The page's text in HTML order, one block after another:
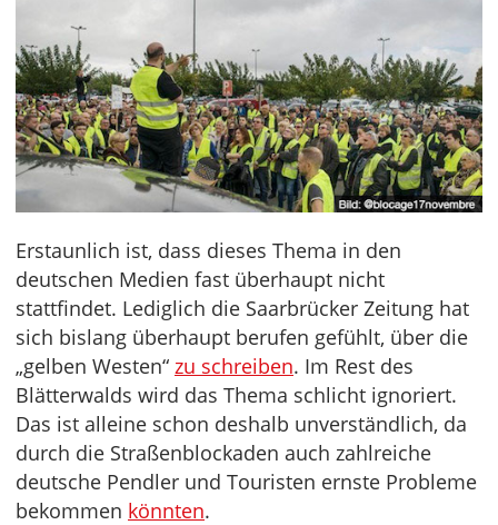
Erstaunlich ist, dass dieses Thema in den
deutschen Medien fast überhaupt nicht
stattfindet. Lediglich die Saarbrücker Zeitung hat
sich bislang überhaupt berufen gefühlt, über die
„gelben Westen“ zu schreiben. Im Rest des
Blätterwalds wird das Thema schlicht ignoriert.
Das ist alleine schon deshalb unverständlich, da
durch die Straßenblockaden auch zahlreiche
deutsche Pendler und Touristen ernste Probleme
bekommen könnten.